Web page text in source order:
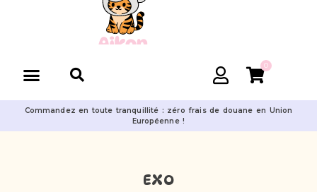
0
Commandez en toute tranquillité : zéro frais de douane en Union
Européenne !
EXO